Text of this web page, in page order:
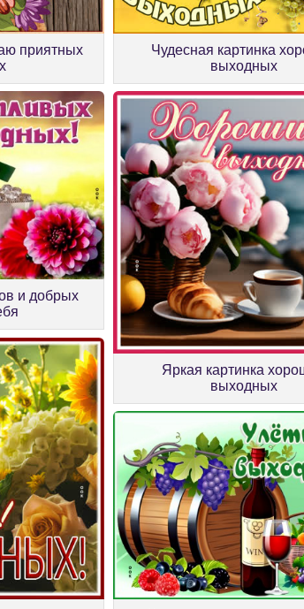
приятных
Чудесная картинка
выходных
и добрых
Яркая картинка
выходных